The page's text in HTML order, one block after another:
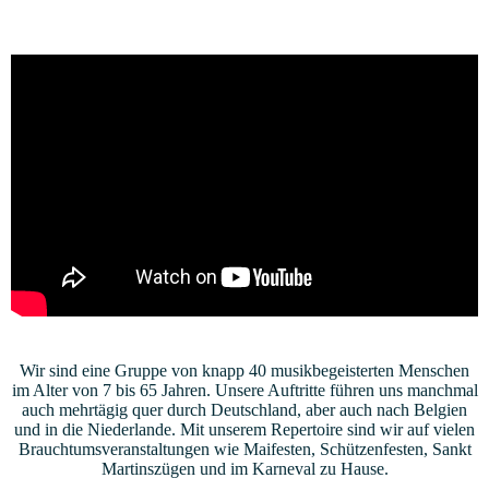
Wir sind eine Gruppe von knapp 40 musikbegeisterten Menschen
im Alter von 7 bis 65 Jahren. Unsere Auftritte führen uns manchmal
auch mehrtägig quer durch Deutschland, aber auch nach Belgien
und in die Niederlande. Mit unserem Repertoire sind wir auf vielen
Brauchtumsveranstaltungen wie Maifesten, Schützenfesten, Sankt
Martinszügen und im Karneval zu Hause.